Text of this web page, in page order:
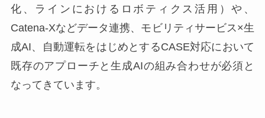
化、ラインにおけるロボティクス活用）や、
Catena-Xなどデータ連携、モビリティサービス×生
成AI、自動運転をはじめとするCASE対応において
既存のアプローチと生成AIの組み合わせが必須と
なってきています。